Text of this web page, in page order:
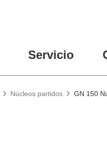
Servicio
Núcleos partidos
GN 150